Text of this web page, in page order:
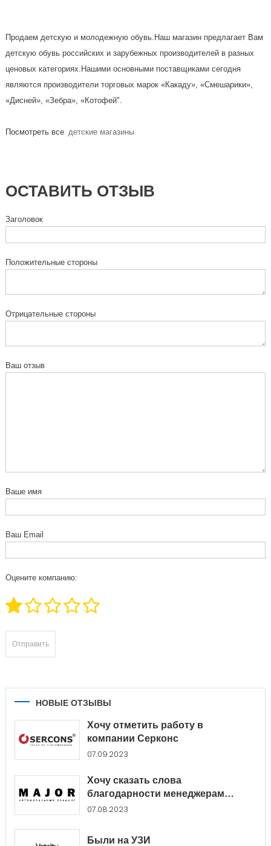
Продаем детскую и молодежную обувь.Наш магазин предлагает Вам
детскую обувь российских и зарубежных производителей в разных
ценовых категориях.Нашими основными поставщиками сегодня
являются производители торговых марок «Какаду», «Смешарики»,
«Дисней», «Зебра», «Котофей".
Посмотреть все детские магазины
ОСТАВИТЬ ОТЗЫВ
Заголовок
Положительные стороны
Отрицательные стороны
Ваш отзыв
Ваше имя
Ваш Email
Оцените компанию:
НОВЫЕ ОТЗЫВЫ
Хочу отметить работу в
компании Серконс
07.09.2023
Хочу сказать слова
благодарности менеджерам
Major...
07.08.2023
Были на УЗИ